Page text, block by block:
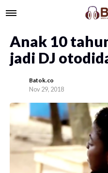
Anak 10
jadi DJ
Batok.co
Nov 29, 2018